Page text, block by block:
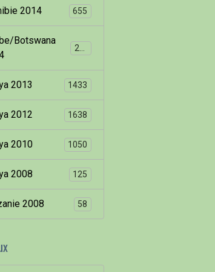
2014 655
Botswana
2013 1433
2012 1638
2010 1050
2008 125
2008 58